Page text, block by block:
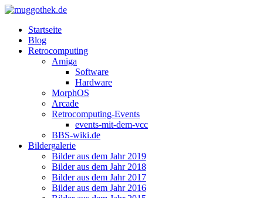
Startseite
Blog
Retrocomputing
Amiga
Software
Hardware
MorphOS
Arcade
Retrocomputing-Events
events-mit-dem-vcc
BBS-wiki.de
Bildergalerie
Bilder aus dem Jahr 2019
Bilder aus dem Jahr 2018
Bilder aus dem Jahr 2017
Bilder aus dem Jahr 2016